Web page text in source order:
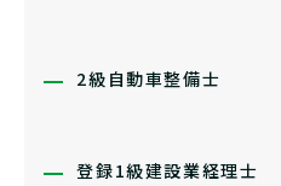
2級自動車整備士
登録1級建設業経理士